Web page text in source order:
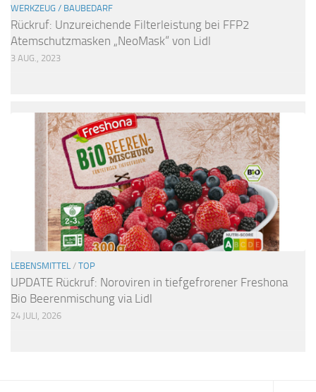
WERKZEUG / BAUBEDARF
Rückruf: Unzureichende Filterleistung bei FFP2
Atemschutzmasken „NeoMask“ von Lidl
3 AUG., 2023
LEBENSMITTEL / TOP
UPDATE Rückruf: Noroviren in tiefgefrorener Freshona
Bio Beerenmischung via Lidl
24 JULI, 2026